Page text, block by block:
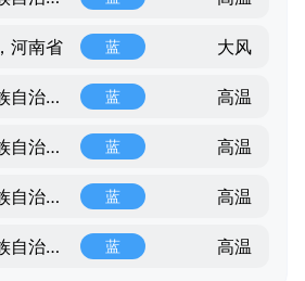
河南省 蓝 大风
来宾市，广西壮族自治区，广西壮族自治区 蓝 高温
南宁市，广西壮族自治区，广西壮族自治区 蓝 高温
崇左市，广西壮族自治区，广西壮族自治区 蓝 高温
贵港市，广西壮族自治区，广西壮族自治区 蓝 高温